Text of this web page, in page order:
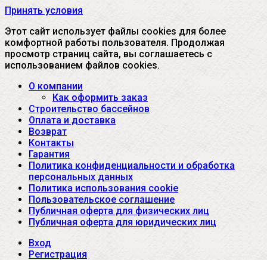
Принять условия
Этот сайт использует файлы cookies для более
комфортной работы пользователя. Продолжая
просмотр страниц сайта, вы соглашаетесь с
использованием файлов cookies.
О компании
Как оформить заказ
Строительство бассейнов
Оплата и доставка
Возврат
Контакты
Гарантия
Политика конфиденциальности и обработка
персональных данных
Политика использования cookie
Пользовательское соглашение
Публичная оферта для физических лиц
Публичная оферта для юридических лиц
Вход
Регистрация